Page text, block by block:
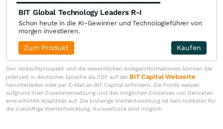
BIT Global Technology Leaders R-I
Schon heute in die KI-Gewinner und Technologieführer von
morgen investieren.
Kaufen
Zum Produkt
Den Verkaufsprospekt und die wesentlichen Anlegerinformationen können Sie
jederzeit in deutscher Sprache als PDF auf der BIT Capital Webseite
herunterladen oder per E-Mail an BIT Capital anfordern. Die Fonds weisen
aufgrund ihrer Zusammensetzung und des möglichen Einsatzes von Derivaten
eine erhöhte Volatilität auf. Die bisherige Wertentwicklung ist kein Indikator für
die zukünftige Wertentwicklung. Kursverluste sind möglich.